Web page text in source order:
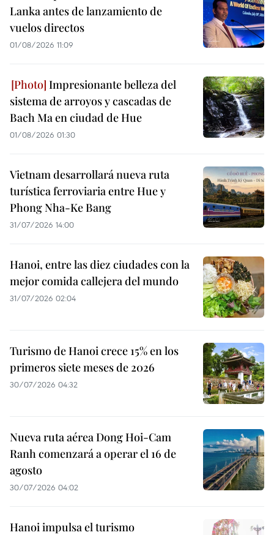
Lanka antes de lanzamiento de
vuelos directos
01/08/2026 11:09
Impresionante belleza del
sistema de arroyos y cascadas de
Bach Ma en ciudad de Hue
01/08/2026 01:30
Vietnam desarrollará nueva ruta
turística ferroviaria entre Hue y
Phong Nha-Ke Bang
31/07/2026 14:00
Hanoi, entre las diez ciudades con la
mejor comida callejera del mundo
31/07/2026 02:04
Turismo de Hanoi crece 15% en los
primeros siete meses de 2026
30/07/2026 04:32
Nueva ruta aérea Dong Hoi-Cam
Ranh comenzará a operar el 16 de
agosto
30/07/2026 04:02
Hanoi impulsa el turismo